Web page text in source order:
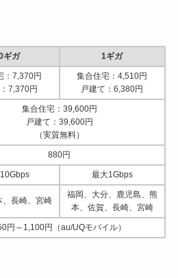
ギガ 1ギガ
：7,370円
7,370円
集合住宅：4,510円
戸建て：6,380円
集合住宅：39,600円
戸建て：39,600円
（実質無料）
880円
最大1Gbps
、長崎、宮崎
福岡、大分、鹿児島、熊
本、佐賀、長崎、宮崎
円～1,100円（au/UQモバイル）